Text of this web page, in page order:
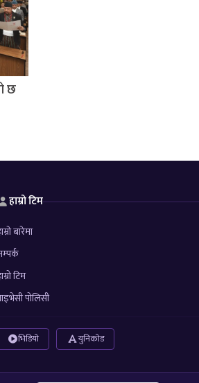
छ
हाम्रो टिम
बारेमा
टिम
पोलिसी
भिडियो युनिकोड